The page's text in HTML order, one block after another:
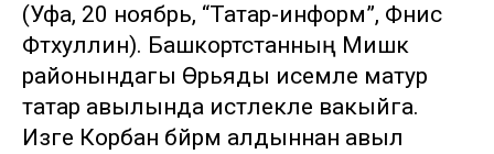
(Уфа, 20 ноябрь, “Татар-информ”, Фәнис
Фәтхуллин). Башкортстанның Мишкә
районындагы Өрьяды исемле матур
татар авылында истәлекле вакыйга.
Изге Корбан бәйрәм алдыннан авыл